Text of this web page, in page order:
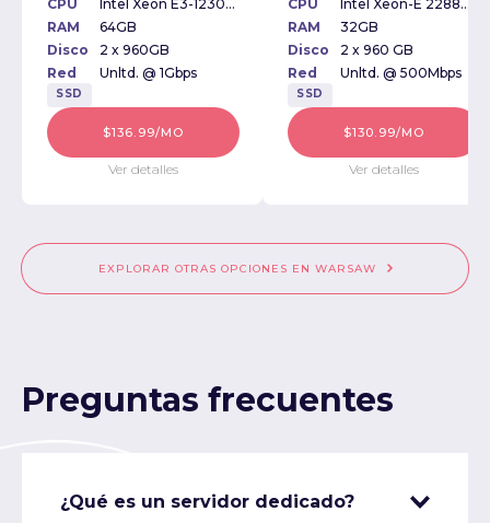
CPU
Intel Xeon E3-1230v6 3.5Ghz
RAM
64GB
Disco
2 x 960GB
Red
Unltd. @ 1Gbps
SSD
$136.99/MO
Ver detalles
CPU
Intel Xeon-E 2288G 3.7GHz
RAM
32GB
Disco
2 x 960 GB
Red
Unltd. @ 500Mbps
SSD
$130.99/MO
Ver detalles
EXPLORAR OTRAS OPCIONES EN WARSAW
Preguntas frecuentes
¿Qué es un servidor dedicado?